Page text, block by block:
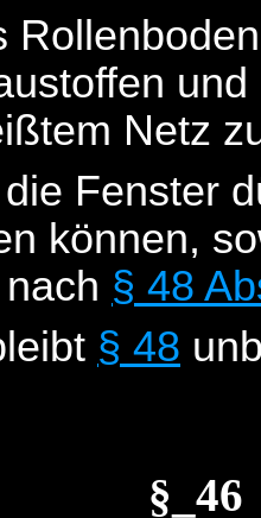
Netz
Fenster
können,
§ 48
§ 48